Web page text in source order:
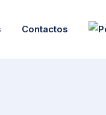
Contactos